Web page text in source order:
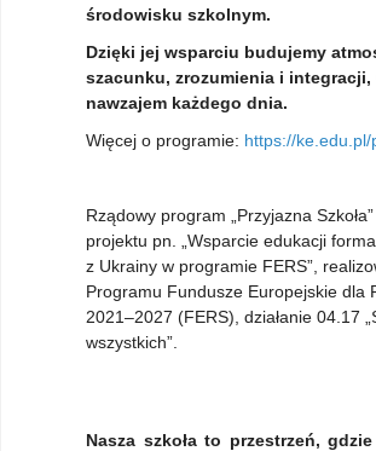
środowisku szkolnym.
Dzięki jej wsparciu budujemy
szacunku, zrozumienia i
nawzajem każdego dnia.
Więcej o programie: https://
Rządowy program „Przyjazna
projektu pn. „Wsparcie edukacji
z Ukrainy w programie FERS”,
Programu Fundusze Europejskie dla
2021–2027 (FERS), działanie 04.17
wszystkich”.
Nasza szkoła to przestrzeń,